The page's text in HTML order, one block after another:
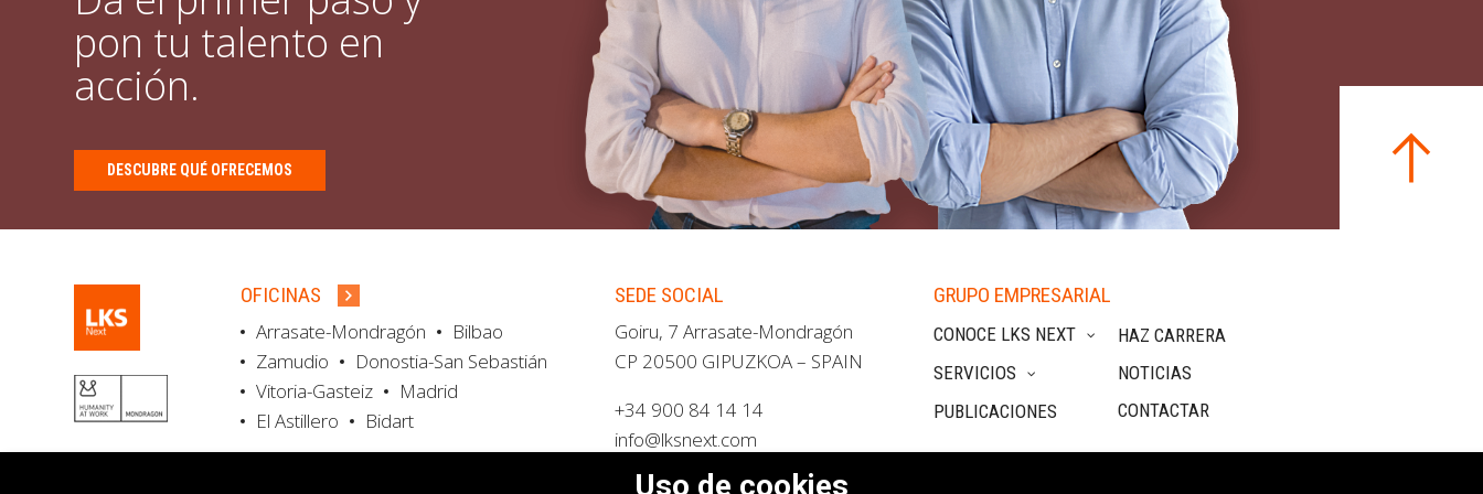
pon tu talento en
acción.
DESCUBRE QUÉ OFRECEMOS
OFICINAS
Arrasate-Mondragón
Bilbao
Zamudio
Donostia-San Sebastián
Vitoria-Gasteiz
Madrid
El Astillero
Bidart
SEDE SOCIAL
Goiru, 7 Arrasate-Mondragón
CP 20500 GIPUZKOA – SPAIN
+34 900 84 14 14
info@lksnext.com
GRUPO EMPRESARIAL
CONOCE LKS NEXT
SERVICIOS
PUBLICACIONES
HAZ CARRERA
NOTICIAS
CONTACTAR
Uso de cookies